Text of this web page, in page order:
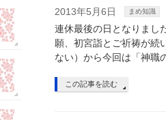
2013年5月6日 まめ知識
連休最後の日となりまし
願、初宮詣とご祈祷が続
ない）から今回は「神職
この記事を読む